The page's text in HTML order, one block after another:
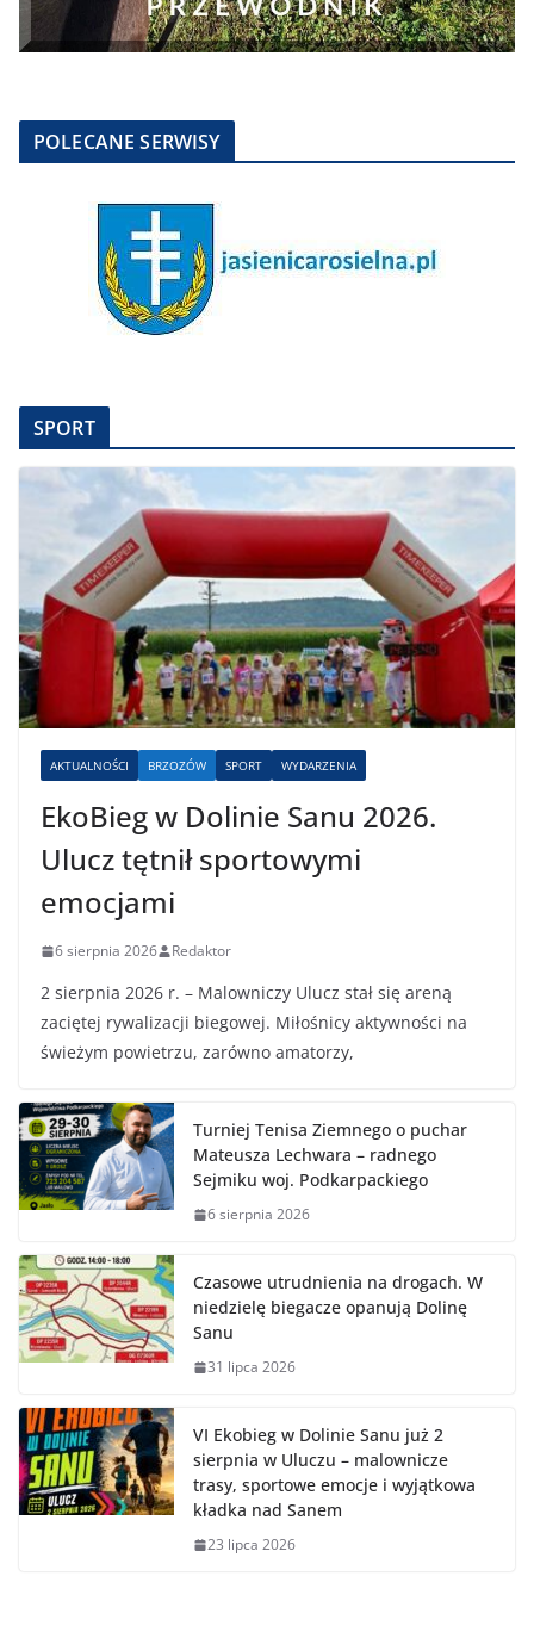
POLECANE SERWISY
SPORT
AKTUALNOŚCI BRZOZÓW SPORT WYDARZENIA
EkoBieg w Dolinie Sanu 2026.
Ulucz tętnił sportowymi
emocjami
6 sierpnia 2026 Redaktor
2 sierpnia 2026 r. – Malowniczy Ulucz stał się areną
zaciętej rywalizacji biegowej. Miłośnicy aktywności na
świeżym powietrzu, zarówno amatorzy,
Turniej Tenisa Ziemnego o puchar
Mateusza Lechwara – radnego
Sejmiku woj. Podkarpackiego
6 sierpnia 2026
Czasowe utrudnienia na drogach. W
niedzielę biegacze opanują Dolinę
Sanu
31 lipca 2026
VI Ekobieg w Dolinie Sanu już 2
sierpnia w Uluczu – malownicze
trasy, sportowe emocje i wyjątkowa
kładka nad Sanem
23 lipca 2026